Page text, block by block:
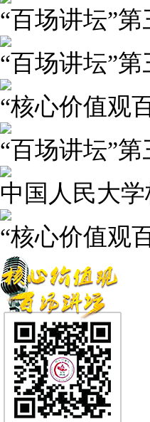
“百场讲坛”
“百场讲坛”
“核心价值观
“百场讲坛”
中国人民大
“核心价值观